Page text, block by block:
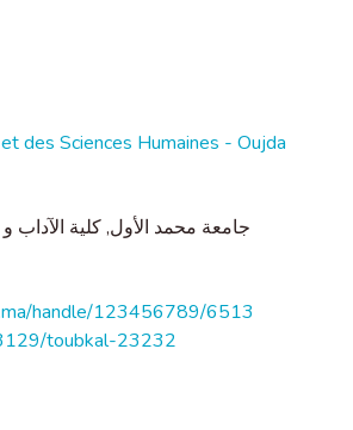
des Sciences Humaines - Oujda
جامعة محمد الأول, كلية الآداب و
handle/123456789/6513
toubkal-23232